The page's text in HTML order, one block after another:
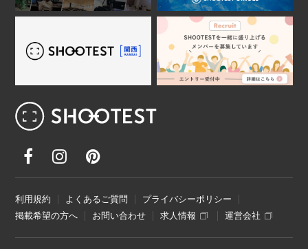
利用規約 よくあるご質問
プライバシーポリシー
掲載希望の方へ
お問い合わせ 求人情報 運営会社